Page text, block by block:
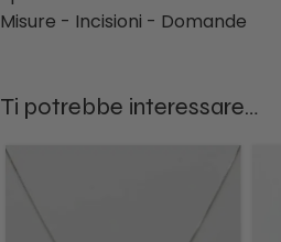
Misure - Incisioni - Domande
Ti potrebbe interessare…